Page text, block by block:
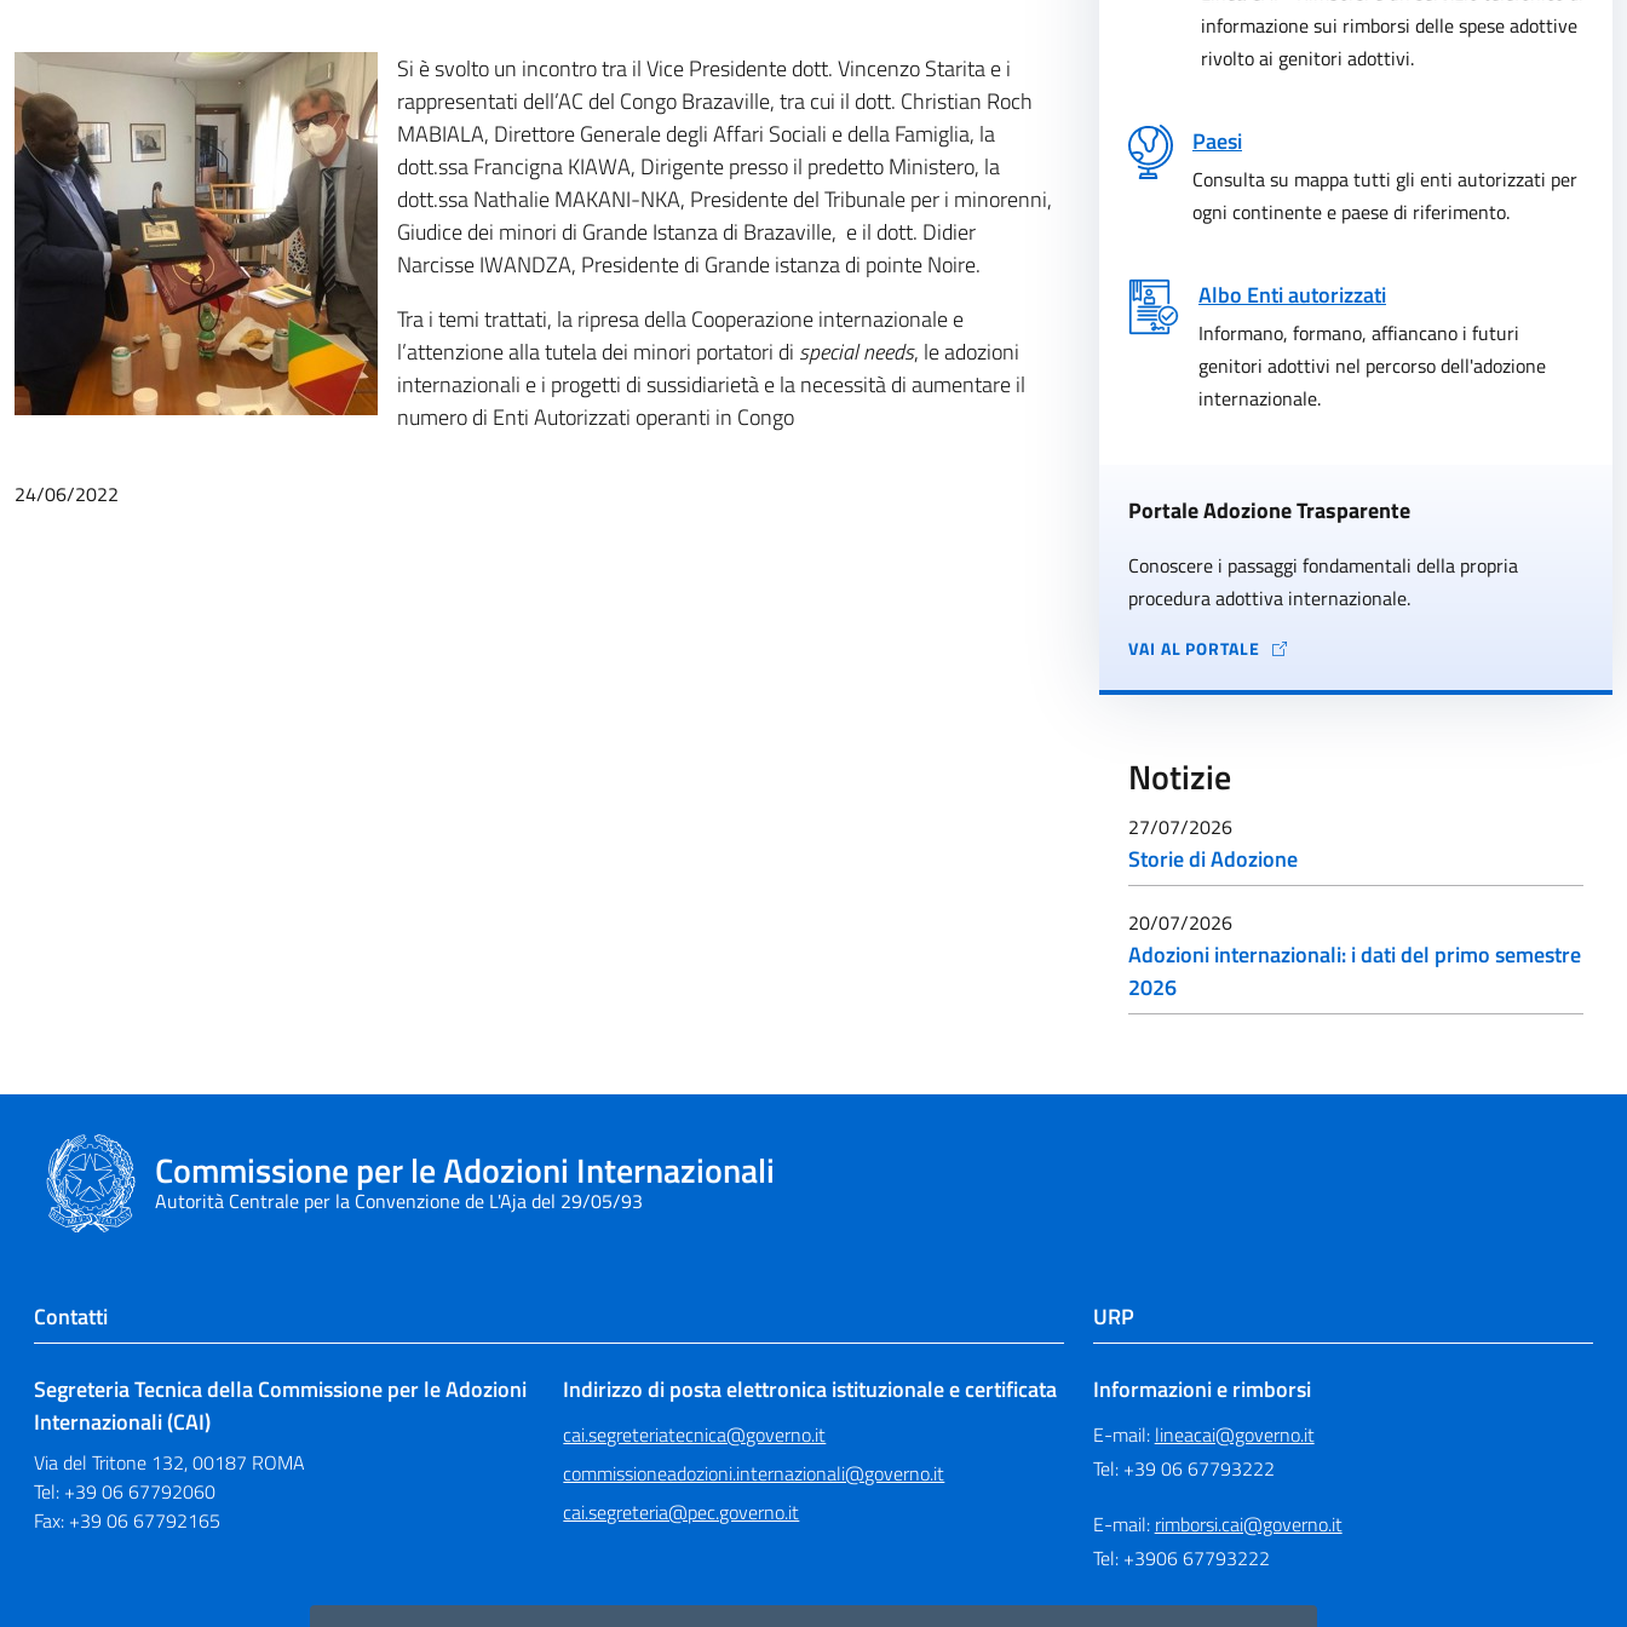
Si è svolto un incontro tra il Vice Presidente dott. Vincenzo Starita e i
rappresentati dell’AC del Congo Brazaville, tra cui il dott. Christian Roch
MABIALA, Direttore Generale degli Affari Sociali e della Famiglia, la
dott.ssa Francigna KIAWA, Dirigente presso il predetto Ministero, la
dott.ssa Nathalie MAKANI-NKA, Presidente del Tribunale per i minorenni,
Giudice dei minori di Grande Istanza di Brazaville, e il dott. Didier
Narcisse IWANDZA, Presidente di Grande istanza di pointe Noire.
Tra i temi trattati, la ripresa della Cooperazione internazionale e
l’attenzione alla tutela dei minori portatori di special needs, le adozioni
internazionali e i progetti di sussidiarietà e la necessità di aumentare il
numero di Enti Autorizzati operanti in Congo
24/06/2022
informazione sui rimborsi delle spese adottive
rivolto ai genitori adottivi.
Paesi
Consulta su mappa tutti gli enti autorizzati per
ogni continente e paese di riferimento.
Albo Enti autorizzati
Informano, formano, affiancano i futuri
genitori adottivi nel percorso dell'adozione
internazionale.
Portale Adozione Trasparente
Conoscere i passaggi fondamentali della propria
procedura adottiva internazionale.
VAI AL PORTALE
Notizie
27/07/2026
Storie di Adozione
20/07/2026
Adozioni internazionali: i dati del primo semestre
2026
Commissione per le Adozioni Internazionali
Autorità Centrale per la Convenzione de L'Aja del 29/05/93
Contatti
Segreteria Tecnica della Commissione per le Adozioni
Internazionali (CAI)
Via del Tritone 132, 00187 ROMA
Tel: +39 06 67792060
Fax: +39 06 67792165
Indirizzo di posta elettronica istituzionale e certificata
cai.segreteriatecnica@governo.it
commissioneadozioni.internazionali@governo.it
cai.segreteria@pec.governo.it
URP
Informazioni e rimborsi
E-mail: lineacai@governo.it
Tel: +39 06 67793222
E-mail: rimborsi.cai@governo.it
Tel: +3906 67793222